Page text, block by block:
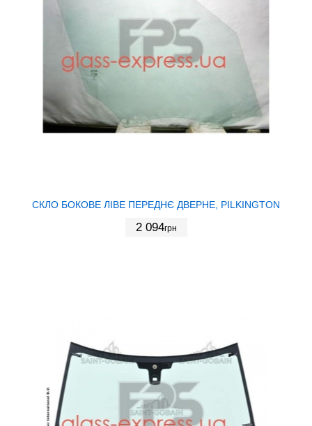
СКЛО БОКОВЕ ЛІВЕ ПЕРЕДНЄ ДВЕРНЕ, PILKINGTON
2 094грн